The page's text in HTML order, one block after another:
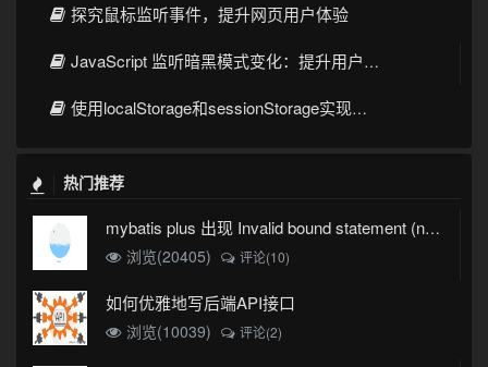
探究鼠标监听事件，提升网页用户体验
JavaScript 监听暗黑模式变化：提升用户体验的关键技术
使用localStorage和sessionStorage实现前端数据存储
热门推荐
mybatis plus 出现 Invalid bound statement (not found)
浏览(20405)
评论(10)
如何优雅地写后端API接口
浏览(10039) 评论(2)